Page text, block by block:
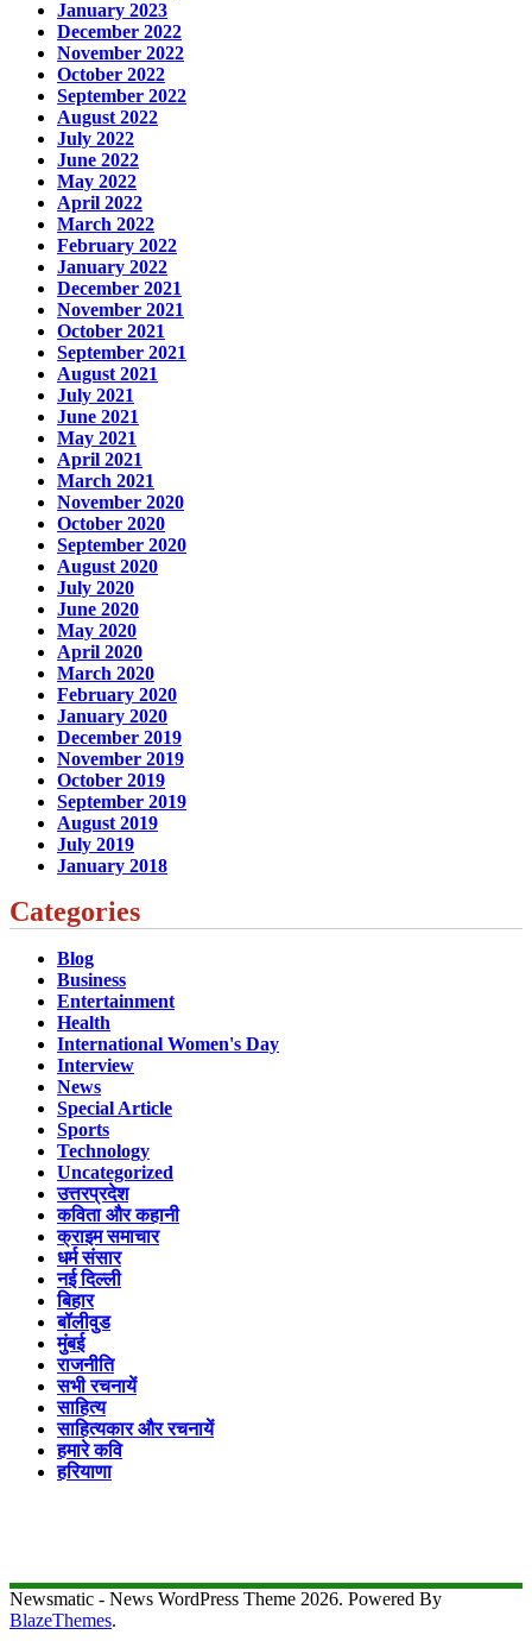
January 2023
December 2022
November 2022
October 2022
September 2022
August 2022
July 2022
June 2022
May 2022
April 2022
March 2022
February 2022
January 2022
December 2021
November 2021
October 2021
September 2021
August 2021
July 2021
June 2021
May 2021
April 2021
March 2021
November 2020
October 2020
September 2020
August 2020
July 2020
June 2020
May 2020
April 2020
March 2020
February 2020
January 2020
December 2019
November 2019
October 2019
September 2019
August 2019
July 2019
January 2018
Categories
Blog
Business
Entertainment
Health
International Women's Day
Interview
News
Special Article
Sports
Technology
Uncategorized
उत्तरप्रदेश
कविता और कहानी
क्राइम समाचार
धर्म संसार
नई दिल्ली
बिहार
बॉलीवुड
मुंबई
राजनीति
सभी रचनायें
साहित्य
साहित्यकार और रचनायें
हमारे कवि
हरियाणा
Newsmatic - News WordPress Theme 2026. Powered By
BlazeThemes.